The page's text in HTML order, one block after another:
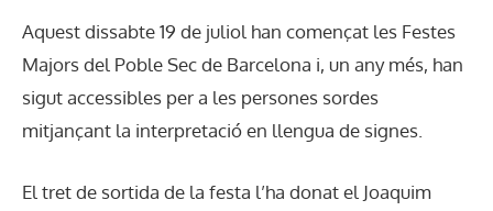
Aquest dissabte 19 de juliol han començat les Festes
Majors del Poble Sec de Barcelona i, un any més, han
sigut accessibles per a les persones sordes
mitjançant la interpretació en llengua de signes.
El tret de sortida de la festa l’ha donat el Joaquim